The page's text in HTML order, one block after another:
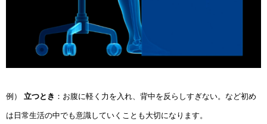
例） 立つとき ：お腹に軽く力を入れ、背中を反らしすぎない。など初め
は日常生活の中でも意識していくことも大切になります。